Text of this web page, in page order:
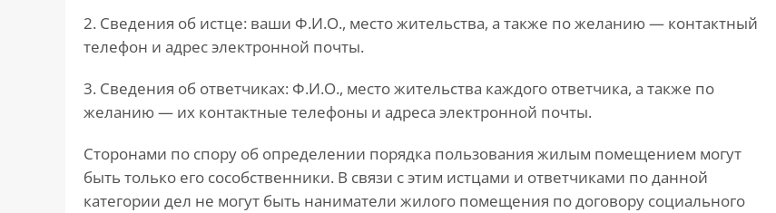
2. Сведения об истце: ваши Ф.И.О., место жительства, а также по желанию — контактный
телефон и адрес электронной почты.
3. Сведения об ответчиках: Ф.И.О., место жительства каждого ответчика, а также по
желанию — их контактные телефоны и адреса электронной почты.
Сторонами по спору об определении порядка пользования жилым помещением могут
быть только его сособственники. В связи с этим истцами и ответчиками по данной
категории дел не могут быть наниматели жилого помещения по договору социального